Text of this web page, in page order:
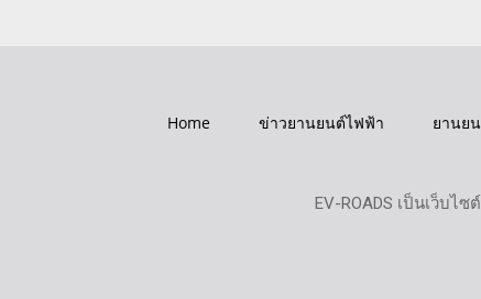
Home ข่าวยานยนต์ไฟฟ้า ยานย
EV-ROADS เป็นเว็บ